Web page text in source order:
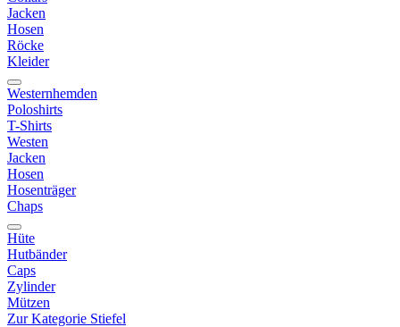
Jacken
Hosen
Röcke
Kleider
Westernhemden
Poloshirts
T-Shirts
Westen
Jacken
Hosen
Hosenträger
Chaps
Hüte
Hutbänder
Caps
Zylinder
Mützen
Zur Kategorie Stiefel